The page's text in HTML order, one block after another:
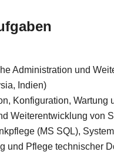
Administration und
Indien)
Konfiguration,
Weiterentwicklung von
(MS SQL),
und Pflege technischer